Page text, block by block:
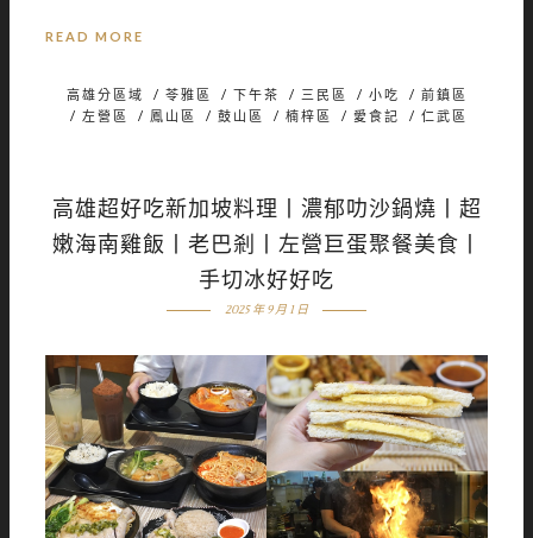
READ MORE
高雄分區域 / 苓雅區 / 下午茶 / 三民區 / 小吃 / 前鎮區
/ 左營區 / 鳳山區 / 鼓山區 / 楠梓區 / 愛食記 / 仁武區
高雄超好吃新加坡料理丨濃郁叻沙鍋燒丨超
嫩海南雞飯丨老巴剎丨左營巨蛋聚餐美食丨
手切冰好好吃
2025 年 9 月 1 日